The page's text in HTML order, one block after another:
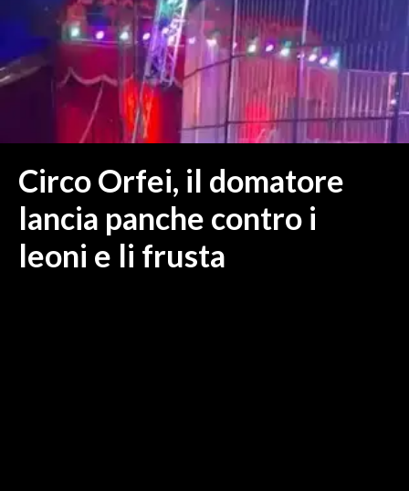
ORISTANO E PROVINCIA
SASSARI E PROVINCIA
GALLURA
NUORO E PROVINCIA
OGLIASTRA
ITALIA
MONDO
Circo Orfei, il domatore
lancia panche contro i
leoni e li frusta